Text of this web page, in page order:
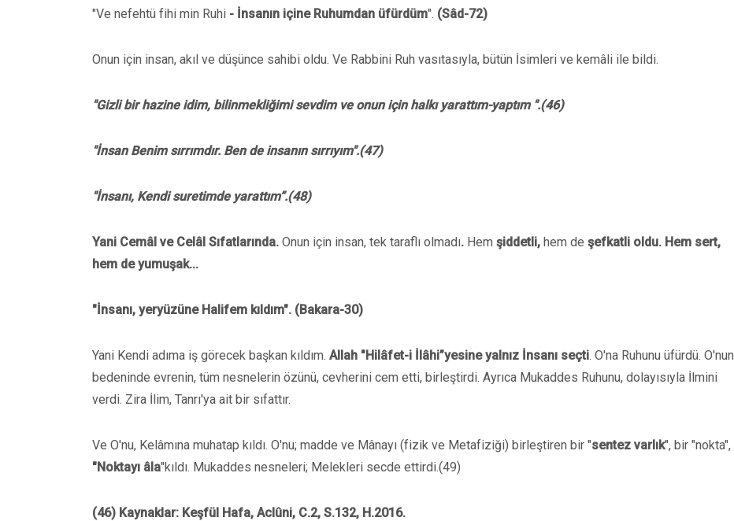
"Ve nefehtü fihi min Ruhi - İnsanın içine Ruhumdan üfürdüm". (Sâd-72)
Onun için insan, akıl ve düşünce sahibi oldu. Ve Rabbini Ruh vasıtasıyla, bütün İsimleri ve kemâli ile bildi.
"Gizli bir hazine idim, bilinmekliğimi sevdim ve onun için halkı yarattım-yaptım ".(46)
"İnsan Benim sırrımdır. Ben de insanın sırrıyım".(47)
"İnsanı, Kendi suretimde yarattım”.(48)
Yani Cemâl ve Celâl Sıfatlarında. Onun için insan, tek taraflı olmadı. Hem şiddetli, hem de şefkatli oldu. Hem sert,
hem de yumuşak...
"İnsanı, yeryüzüne Halifem kıldım". (Bakara-30)
Yani Kendi adıma iş görecek başkan kıldım. Allah "Hilâfet-i İlâhi”yesine yalnız İnsanı seçti. O'na Ruhunu üfürdü. O'nun
bedeninde evrenin, tüm nesnelerin özünü, cevherini cem etti, birleştirdi. Ayrıca Mukaddes Ruhunu, dolayısıyla İlmini
verdi. Zira İlim, Tanrı'ya ait bir sıfattır.
Ve O'nu, Kelâmına muhatap kıldı. O'nu; madde ve Mânayı (fizik ve Metafiziği) birleştiren bir "sentez varlık", bir "nokta",
"Noktayı âla"kıldı. Mukaddes nesneleri; Melekleri secde ettirdi.(49)
(46) Kaynaklar: Keşfül Hafa, AcIûni, C.2, S.132, H.2016.